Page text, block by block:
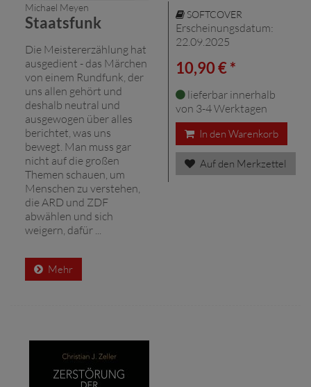
Michael Meyen
Staatsfunk
Die Meistererzählung hat
ausgedient - das Märchen
von einem Rundfunk, der
uns allen gehört und
deshalb neutral und
ausgewogen über alles
berichtet, was uns
bewegt. Man muss gar
nicht auf die großen
Themen schauen, um
Menschen zu verstehen,
die ARD und ZDF
abwählen und sich
weigern, dafür ...
Mehr
SOFTCOVER
Erscheinungsdatum:
22.09.2025
10,90 € *
lieferbar innerhalb
von 3-4 Werktagen
In den Warenkorb
Auf den Merkzettel